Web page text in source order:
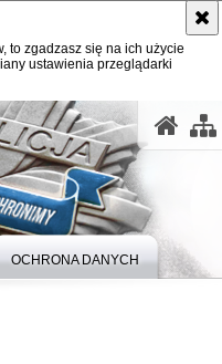
to zgadzasz się na ich użycie
ustawienia przeglądarki
OCHRONA DANYCH